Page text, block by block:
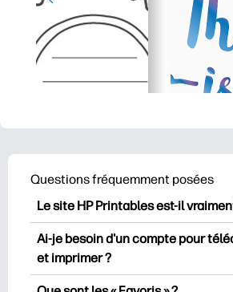
Questions fréquemment posées
Le site HP Printables est-il
HP Printables propose plus de
documents imprimables gratuits à
télécharger et à imprimer.
Ai-je besoin d'un compte pour
et imprimer ?
Vous pouvez explorer et imprimer